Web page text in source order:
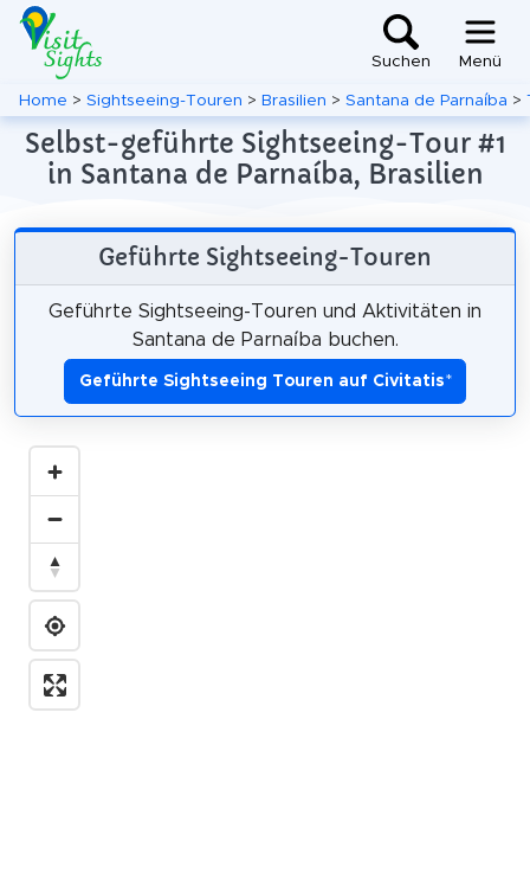
Suchen Menü
Home > Sightseeing-Touren > Brasilien > Santana de Parnaíba >
Selbst-geführte Sightseeing-Tour #1
in Santana de Parnaíba, Brasilien
Geführte Sightseeing-Touren
Geführte Sightseeing-Touren und Aktivitäten in
Santana de Parnaíba buchen.
Geführte Sightseeing Touren auf Civitatis*